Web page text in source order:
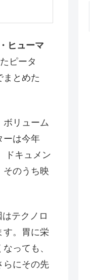
ヒューマ
ピータ
まとめた
ボリューム
ーは今年
ドキュメン
そのうち映
テクノロ
す。胃に栄
っても、
らにその先